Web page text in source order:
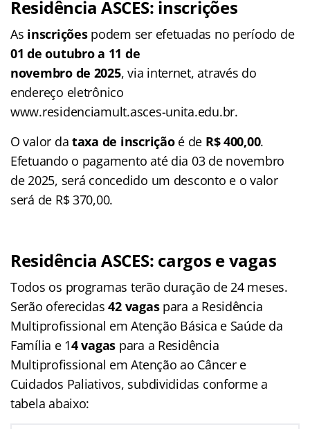
Residência ASCES: inscrições
As inscrições podem ser efetuadas no período de
01 de outubro a 11 de
novembro de 2025, via internet, através do
endereço eletrônico
www.residenciamult.asces-unita.edu.br.
O valor dataxa de inscriçãoé de R$ 400,00.
Efetuando o pagamento até dia 03 de novembro
de 2025, será concedido um desconto e o valor
será de R$ 370,00.
Residência ASCES: cargos e vagas
Todos os programas terão duração de 24 meses.
Serão oferecidas42 vagaspara a Residência
Multiprofissional em Atenção Básica e Saúde da
Família e 14 vagas para a Residência
Multiprofissional em Atenção ao Câncer e
Cuidados Paliativos, subdivididas conforme a
tabela abaixo: